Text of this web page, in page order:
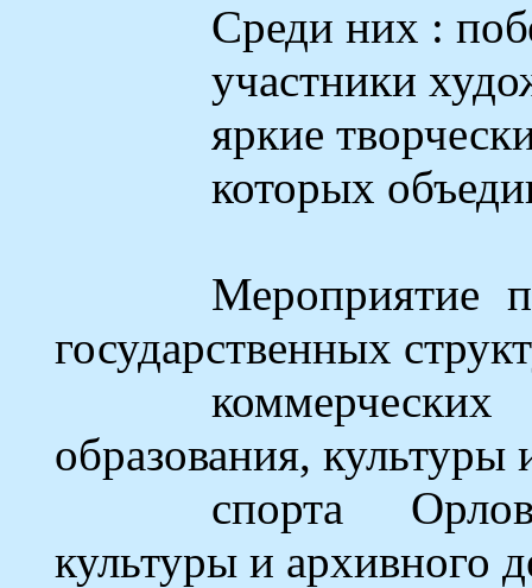
Среди них :
участники
яркие
которых
Мероприятие
государственных
образования, культуры
спорта
культуры и архивного